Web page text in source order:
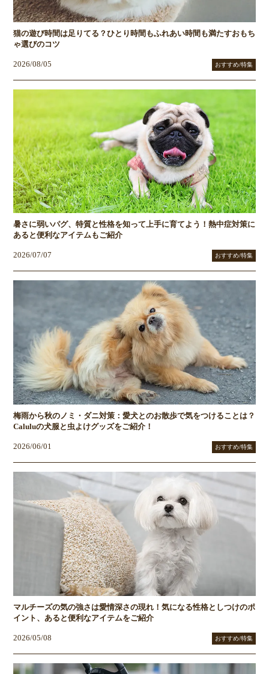
猫の遊び時間は足りてる？ひとり時間もふれあい時間も満たすおもち
ゃ選びのコツ
2026/08/05 おすすめ/特集
暑さに弱いパグ、特質と性格を知って上手に育てよう！熱中症対策に
あると便利なアイテムもご紹介
2026/07/07 おすすめ/特集
梅雨から秋のノミ・ダニ対策：愛犬とのお散歩で気をつけることは？
Caluluの犬服と虫よけグッズをご紹介！
2026/06/01 おすすめ/特集
マルチーズの気の強さは愛情深さの現れ！気になる性格としつけのポ
イント、あると便利なアイテムをご紹介
2026/05/08 おすすめ/特集